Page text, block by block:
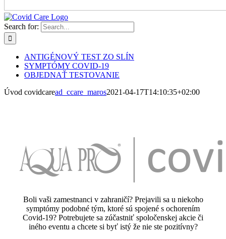
Search for:
ANTIGÉNOVÝ TEST ZO SLÍN
SYMPTÓMY COVID-19
OBJEDNAŤ TESTOVANIE
Úvod covidcaread_ccare_maros2021-04-17T14:10:35+02:00
Boli vaši zamestnanci v zahraničí? Prejavili sa u niekoho
symptómy podobné tým, ktoré sú spojené s ochorením
Covid-19? Potrebujete sa zúčastniť spoločenskej akcie či
iného eventu a chcete si byť istý že nie ste pozitívny?